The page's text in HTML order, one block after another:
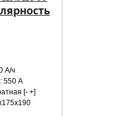
А/ч
550 А
[- +]